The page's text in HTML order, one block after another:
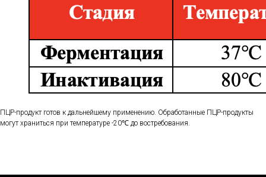
ПЦР-продукт готов к дальнейшему применению. Обработанные ПЦР-продукты
могут храниться при температуре -20℃ до востребования.